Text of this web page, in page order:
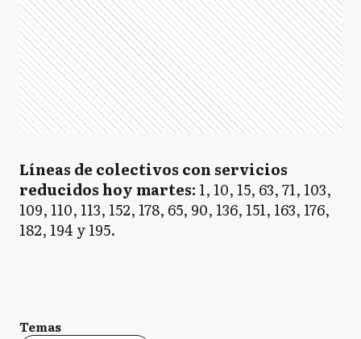
Líneas de colectivos con servicios
reducidos hoy martes: 1, 10, 15, 63, 71, 103,
109, 110, 113, 152, 178, 65, 90, 136, 151, 163, 176,
182, 194 y 195.
Temas